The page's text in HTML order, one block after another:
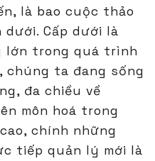
là bao cuộc thảo
dưới. Cấp dưới là
lớn trong quá trình
ta đang sống
đa chiều về
môn hoá trong
chính những
tiếp quản lý mới là